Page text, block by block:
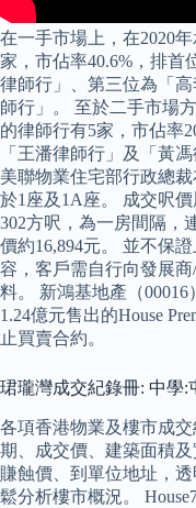
在一手市場上，在2020
家，市佔率40.6%，排首
律師行」、第三位為「
師行」。 至於二手市場
的律師行有5家，市佔率
「王潘律師行」及「黃
美聯物業住宅部行政總
於1座及1A座。 成交呎
302方呎，為一房間隔，
價約16,894元。 並不保
容，客戶需自行向發展
料。 新鴻基地產（
1.24億元售出的House
止買賣合約。
珺瓏灣成交紀錄冊: 中學:
各項香港物業及樓市成
期、成交價、建築面積
賺蝕價、到單位地址，
鬆分析樓市概況。